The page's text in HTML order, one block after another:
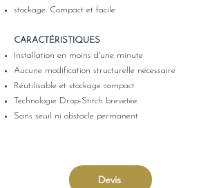
stockage: Compact et facile
CARACTÉRISTIQUES
Installation en moins d'une minute
Aucune modification structurelle nécessaire
Réutilisable et stockage compact
Technologie Drop-Stitch brevetée
Sans seuil ni obstacle permanent
Devis